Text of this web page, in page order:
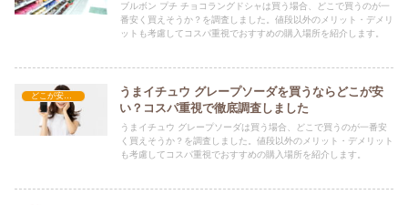
ブルボン プチ チョコラングドシャは買う場合、どこで買うのが一
番安く買えそうか？を調査しました。値段以外のメリット・デメリ
ットも考慮してコスパ重視でおすすめの購入場所を紹介します。
どこが安い？-お菓子・スイーツ・アイス
うまイチュウ グレープソーダを買うならどこが安
い？コスパ重視で徹底調査しました
うまイチュウ グレープソーダは買う場合、どこで買うのが一番安
く買えそうか？を調査しました。値段以外のメリット・デメリット
も考慮してコスパ重視でおすすめの購入場所を紹介します。